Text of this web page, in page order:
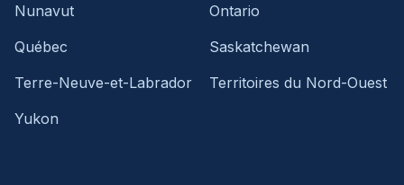
Nunavut
Ontario
Québec
Saskatchewan
Terre-Neuve-et-Labrador
Territoires du Nord-Ouest
Yukon